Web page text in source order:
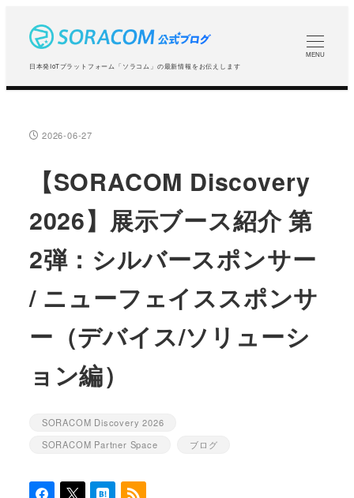
コ
日本発IoTプラットフォーム「ソラコム」の最新情報をお伝えします
MENU
投稿日
2026-06-27
【SORACOM Discovery
2026】展示ブース紹介 第
2弾：シルバースポンサー
/ ニューフェイススポンサ
ー（デバイス/ソリューシ
ョン編）
カテゴリー
SORACOM Discovery 2026
カテゴリー
SORACOM Partner Space カテゴリー
ブログ